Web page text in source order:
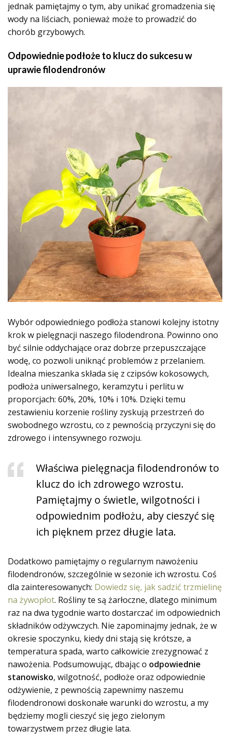
jednak pamiętajmy o tym, aby unikać gromadzenia się
wody na liściach, ponieważ może to prowadzić do
chorób grzybowych.
Odpowiednie podłoże to klucz do sukcesu w
uprawie filodendronów
Wybór odpowiedniego podłoża stanowi kolejny istotny
krok w pielęgnacji naszego filodendrona. Powinno ono
być silnie oddychające oraz dobrze przepuszczające
wodę, co pozwoli uniknąć problemów z przelaniem.
Idealna mieszanka składa się z czipsów kokosowych,
podłoża uniwersalnego, keramzytu i perlitu w
proporcjach: 60%, 20%, 10% i 10%. Dzięki temu
zestawieniu korzenie rośliny zyskują przestrzeń do
swobodnego wzrostu, co z pewnością przyczyni się do
zdrowego i intensywnego rozwoju.
Właściwa pielęgnacja filodendronów to
klucz do ich zdrowego wzrostu.
Pamiętajmy o świetle, wilgotności i
odpowiednim podłożu, aby cieszyć się
ich pięknem przez długie lata.
Dodatkowo pamiętajmy o regularnym nawożeniu
filodendronów, szczególnie w sezonie ich wzrostu. Coś
dla zainteresowanych: Dowiedz się, jak sadzić trzmielinę
na żywopłot. Rośliny te są żarłoczne, dlatego minimum
raz na dwa tygodnie warto dostarczać im odpowiednich
składników odżywczych. Nie zapominajmy jednak, że w
okresie spoczynku, kiedy dni stają się krótsze, a
temperatura spada, warto całkowicie zrezygnować z
nawożenia. Podsumowując, dbając o odpowiednie
stanowisko, wilgotność, podłoże oraz odpowiednie
odżywienie, z pewnością zapewnimy naszemu
filodendronowi doskonałe warunki do wzrostu, a my
będziemy mogli cieszyć się jego zielonym
towarzystwem przez długie lata.